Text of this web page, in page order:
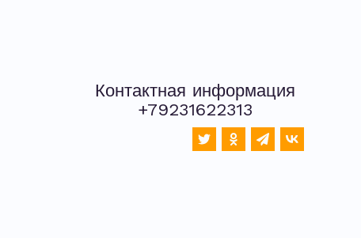
Контактная информация
+79231622313